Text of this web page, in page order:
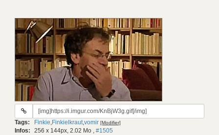
URL
gif:
Tags: Finkie,Finkielkraut,vomir [Modifier]
Infos: 256 x 144px, 2.02 Mo , #1505